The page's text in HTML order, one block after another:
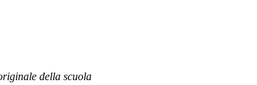
della scuola